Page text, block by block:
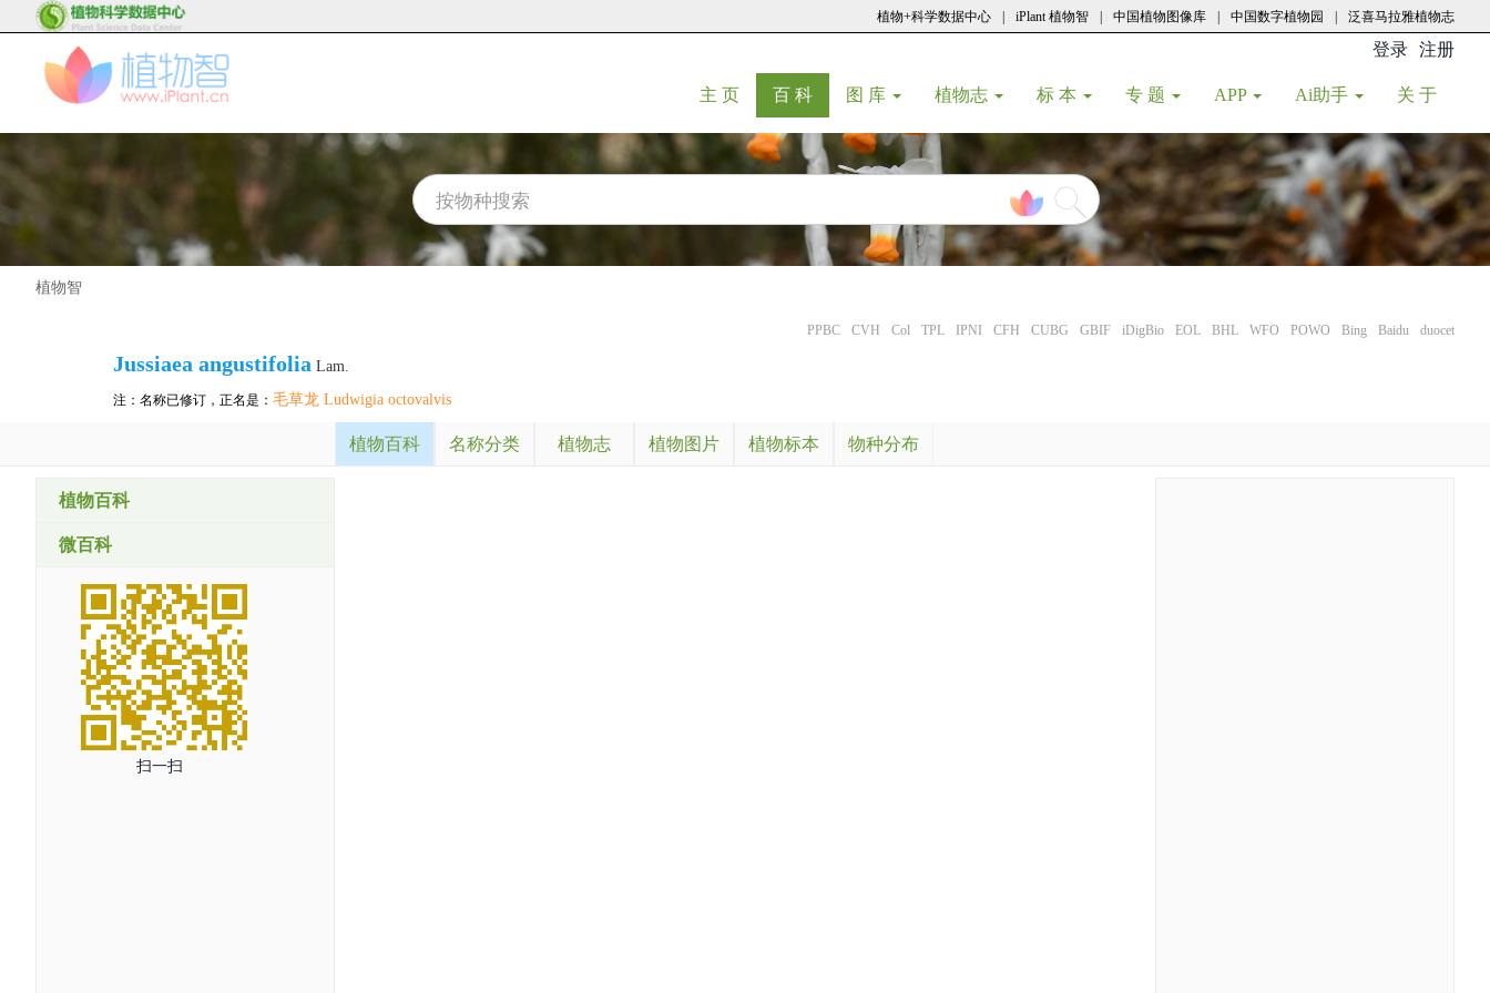
植物+科学数据中心 iPlant 植物智 中国植物图像库 中国数字植物园 泛喜马拉雅植物志
登录 注册
主 页(current)
百 科(current)
图 库 植物志 标 本 专 题 APP Ai助手 关 于
植物智
PPBC CVH Col TPL IPNI CFH CUBG GBIF iDigBio EOL BHL WFO POWO Bing Baidu duocet
Jussiaea angustifolia Lam.
注：名称已修订，正名是： 毛草龙 Ludwigia octovalvis
植物百科 名称分类 植物志 植物图片 植物标本 物种分布
植物百科
微百科
扫一扫